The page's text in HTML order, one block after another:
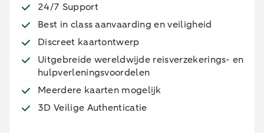
24/7 Support
Best in class aanvaarding en veiligheid
Discreet kaartontwerp
Uitgebreide wereldwijde reisverzekerings- en
hulpverleningsvoordelen
Meerdere kaarten mogelijk
3D Veilige Authenticatie